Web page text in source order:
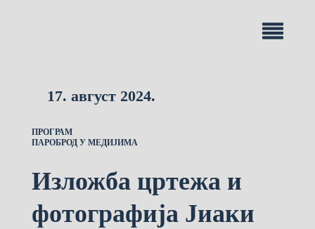
17. август 2024.
ПРОГРАМ
ПАРОБРОД У МЕДИЈИМА
Изложба цртежа и
фотографија Јиаки